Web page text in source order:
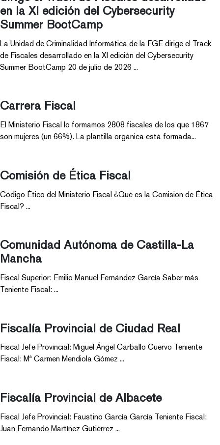
en la XI edición del Cybersecurity
Summer BootCamp
La Unidad de Criminalidad Informática de la FGE dirige el Track
de Fiscales desarrollado en la XI edición del Cybersecurity
Summer BootCamp 20 de julio de 2026 ...
Carrera Fiscal
El Ministerio Fiscal lo formamos 2808 fiscales de los que 1867
son mujeres (un 66%). La plantilla orgánica está formada...
Comisión de Ética Fiscal
Código Ético del Ministerio Fiscal ¿Qué es la Comisión de Ética
Fiscal? ...
Comunidad Autónoma de Castilla-La
Mancha
Fiscal Superior: Emilio Manuel Fernández García Saber más
Teniente Fiscal: ...
Fiscalía Provincial de Ciudad Real
Fiscal Jefe Provincial: Miguel Ángel Carballo Cuervo Teniente
Fiscal: Mª Carmen Mendiola Gómez ...
Fiscalía Provincial de Albacete
Fiscal Jefe Provincial: Faustino García García Teniente Fiscal:
Juan Fernando Martínez Gutiérrez ...